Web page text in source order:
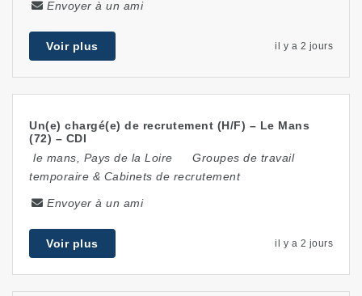
Envoyer à un ami
Voir plus il y a 2 jours
Un(e) chargé(e) de recrutement (H/F) – Le Mans
(72) – CDI
le mans
Pays de la Loire
Groupes de travail
temporaire & Cabinets de recrutement
Envoyer à un ami
Voir plus il y a 2 jours